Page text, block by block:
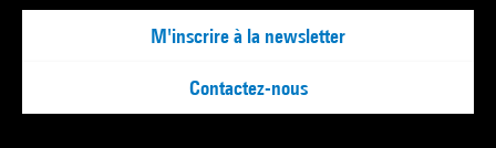
M'inscrire à la newsletter
Contactez-nous